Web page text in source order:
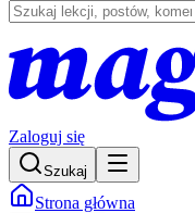
Zaloguj się
Szukaj
Strona główna